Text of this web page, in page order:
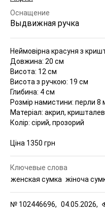
Оснащение
Выдвижная ручка
Неймовірна красуня з
Довжина: 20 см
Висота: 12 см
Висота з ручкою: 19 см
Глибина: 4 см
Розмір намистини: перли
Матеріал: акрил,
Колір: сірий, прозорий
Ціна 1350 грн
№ 102446696, 04.05.2026,
Ключевые слова
женская сумка жіноча